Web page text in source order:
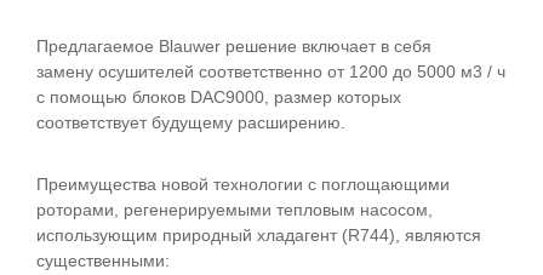
Предлагаемое Blauwer решение включает в себя
замену осушителей соответственно от 1200 до 5000 м3 / ч
с помощью блоков DAC9000, размер которых
соответствует будущему расширению.
Преимущества новой технологии с поглощающими
роторами, регенерируемыми тепловым насосом,
использующим природный хладагент (R744), являются
существенными: